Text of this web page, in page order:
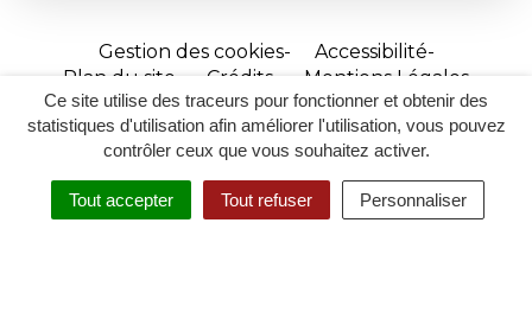
Ce site utilise des traceurs pour fonctionner et obtenir des
statistiques d'utilisation afin améliorer l'utilisation, vous pouvez
contrôler ceux que vous souhaitez activer.
Tout accepter Tout refuser Personnaliser
RECHERCHER
ACCESSIBILITÉ
Gestion des cookies
Accessibilité
Plan du site
Crédits
Mentions Légales
Site
réalisé
par
Inovagora